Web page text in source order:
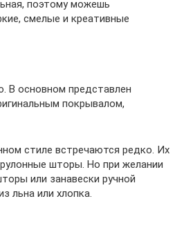
поэтому можешь
смелые и креативные
В основном представлен
покрывалом,
стиле встречаются редко. Их
шторы. Но при желании
или занавески ручной
льна или хлопка.